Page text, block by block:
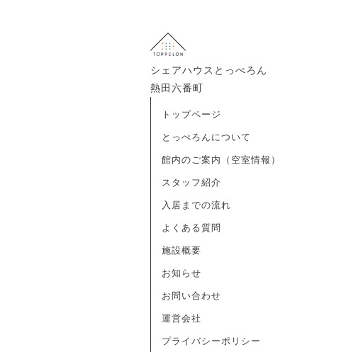
シェアハウスとっぺろん
熱田六番町
トップページ
とっぺろんについて
館内のご案内（空室情報）
スタッフ紹介
入居までの流れ
よくある質問
施設概要
お知らせ
お問い合わせ
運営会社
プライバシーポリシー